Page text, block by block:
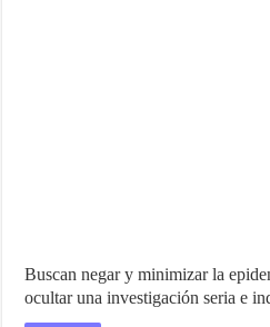
Buscan negar y minimizar la
ocultar una investigación seria e